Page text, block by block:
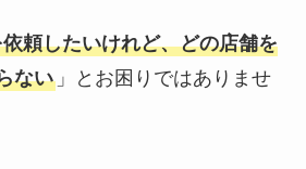
頼したいけれど、どの店舗を
ない」とお困りではありませ